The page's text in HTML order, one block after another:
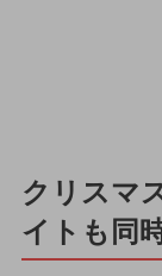
クリスマ
イトも同